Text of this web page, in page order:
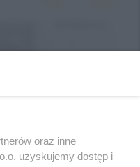
oraz inne
uzyskujemy dostęp i